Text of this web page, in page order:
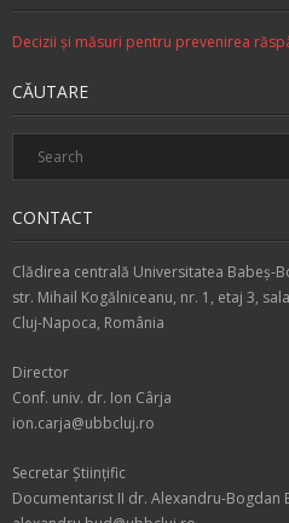
Decizii şi măsuri pentru prevenirea
CĂUTARE
CONTACT
Clădirea centrală Universitatea Babeş-
str. Mihail Kogălniceanu, nr. 1, etaj 3,
Cluj-Napoca, România
Director
Conf. univ. dr. Ion Cârja
ion.carja@ubbcluj.ro
Secretar Ştiinţific
Documentarist II dr. Alexandru-Bogdan